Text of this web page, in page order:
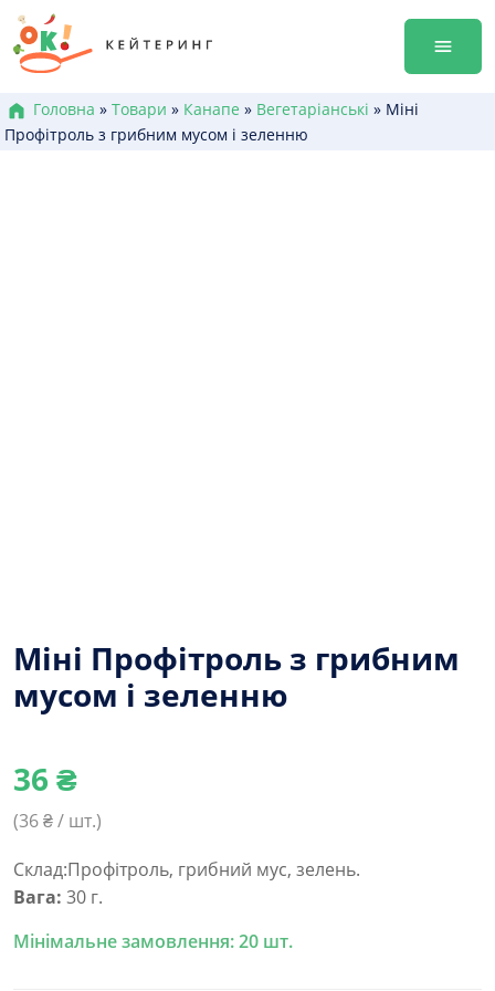
Перейти
до
змісту
Гала-
Головна » Товари » Канапе » Вегетаріанські » Міні
Профітроль з грибним мусом і зеленню
Міні Профітроль з грибним
мусом і зеленню
36 ₴
(36₴ / шт.)
Склад:Профітроль, грибний мус, зелень.
Вага: 30 г.
Мінімальне замовлення: 20 шт.